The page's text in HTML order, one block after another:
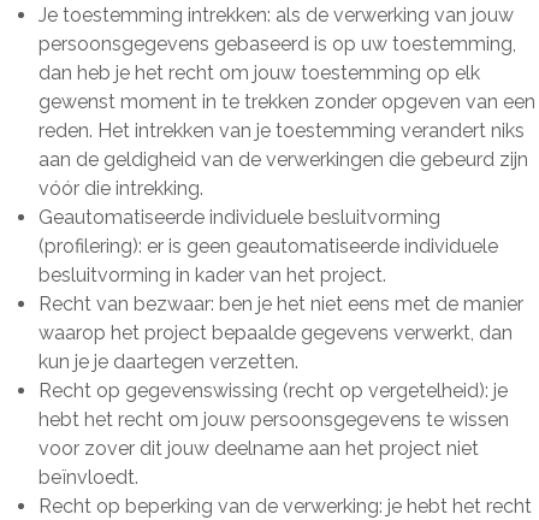
Je toestemming intrekken: als de verwerking van jouw
persoonsgegevens gebaseerd is op uw toestemming,
dan heb je het recht om jouw toestemming op elk
gewenst moment in te trekken zonder opgeven van een
reden. Het intrekken van je toestemming verandert niks
aan de geldigheid van de verwerkingen die gebeurd zijn
vóór die intrekking.
Geautomatiseerde individuele besluitvorming
(profilering): er is geen geautomatiseerde individuele
besluitvorming in kader van het project.
Recht van bezwaar: ben je het niet eens met de manier
waarop het project bepaalde gegevens verwerkt, dan
kun je je daartegen verzetten.
Recht op gegevenswissing (recht op vergetelheid): je
hebt het recht om jouw persoonsgegevens te wissen
voor zover dit jouw deelname aan het project niet
beïnvloedt.
Recht op beperking van de verwerking: je hebt het recht